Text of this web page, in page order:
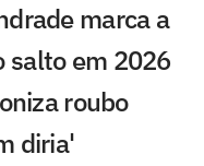
marca a
salto em 2026
roubo
diria'